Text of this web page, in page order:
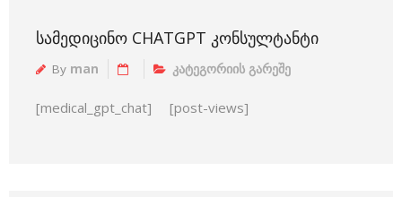
ᲡᲐᲛᲔᲓᲘᲪᲘᲜᲝ CHATGPT ᲙᲝᲜᲡᲣᲚᲢᲐᲜᲢᲘ
By man კატეგორიის გარეშე
[medical_gpt_chat] [post-views]